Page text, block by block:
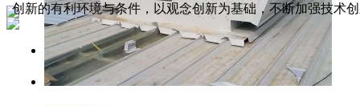
创新的有利环境与条件，以观念创新为基础，不断加强技术